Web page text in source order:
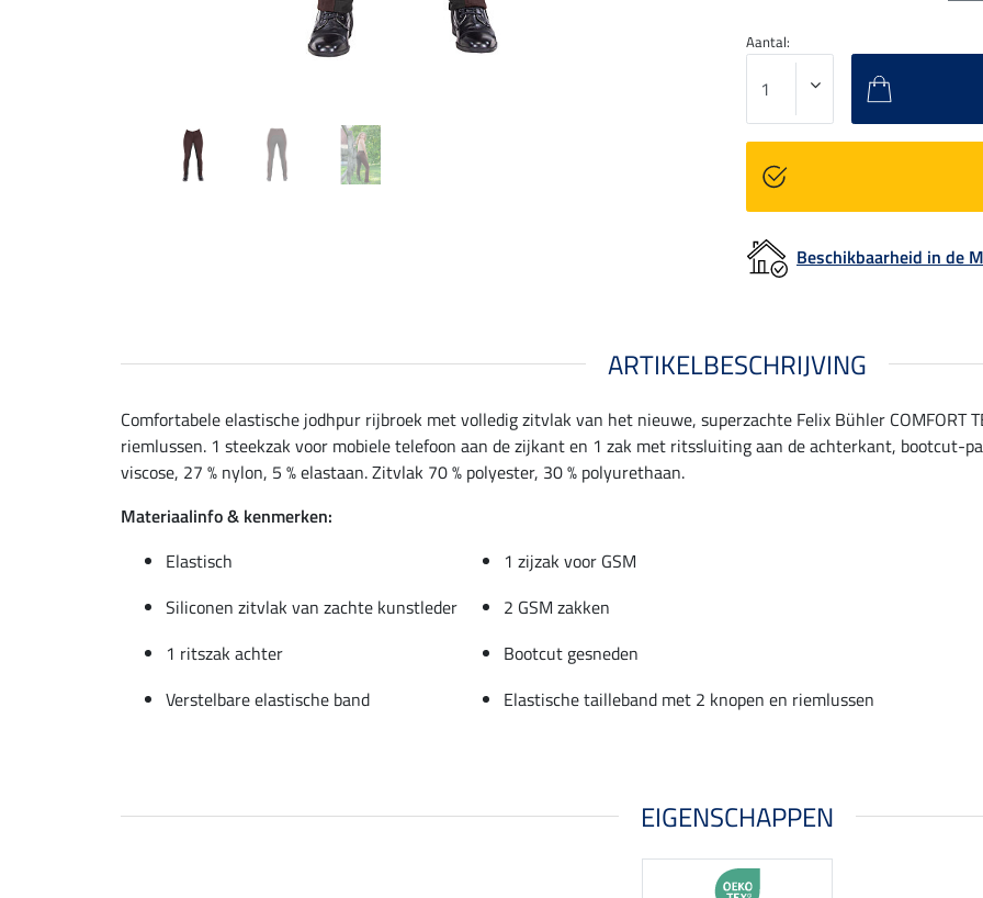
Aantal:
Beschikbaarheid in de
ARTIKELBESCHRIJVING
Comfortabele elastische jodhpur rijbroek met volledig zitvlak van het nieuwe, superzachte Felix Bühler COMFORT
riemlussen. 1 steekzak voor mobiele telefoon aan de zijkant en 1 zak met ritssluiting aan de achterkant, bootcut-
viscose, 27 % nylon, 5 % elastaan. Zitvlak 70 % polyester, 30 % polyurethaan.
Materiaalinfo & kenmerken:
Elastisch
1 zijzak voor GSM
Siliconen zitvlak van zachte kunstleder
2 GSM zakken
1 ritszak achter
Bootcut gesneden
Verstelbare elastische band
Elastische tailleband met 2 knopen en riemlussen
EIGENSCHAPPEN